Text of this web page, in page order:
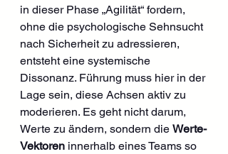
in dieser Phase „Agilität“ fordern,
ohne die psychologische Sehnsucht
nach Sicherheit zu adressieren,
entsteht eine systemische
Dissonanz. Führung muss hier in der
Lage sein, diese Achsen aktiv zu
moderieren. Es geht nicht darum,
Werte zu ändern, sondern die Werte-
Vektoren innerhalb eines Teams so